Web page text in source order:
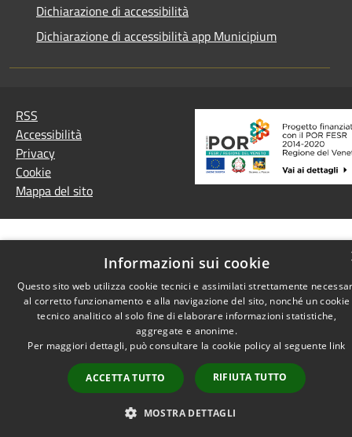
Dichiarazione di accessibilità
Dichiarazione di accessibilità app Municipium
RSS
Accessibilità
Privacy
Cookie
Mappa del sito
Informazioni sui cookie
Questo sito web utilizza cookie tecnici e assimilati strettamente
al corretto funzionamento e alla navigazione del sito, nonché un cookie
tecnico analitico al solo fine di elaborare informazioni statistiche,
aggregate e anonime.
Per maggiori dettagli, può consultare la cookie policy al seguente link
ACCETTA TUTTO RIFIUTA TUTTO
MOSTRA DETTAGLI